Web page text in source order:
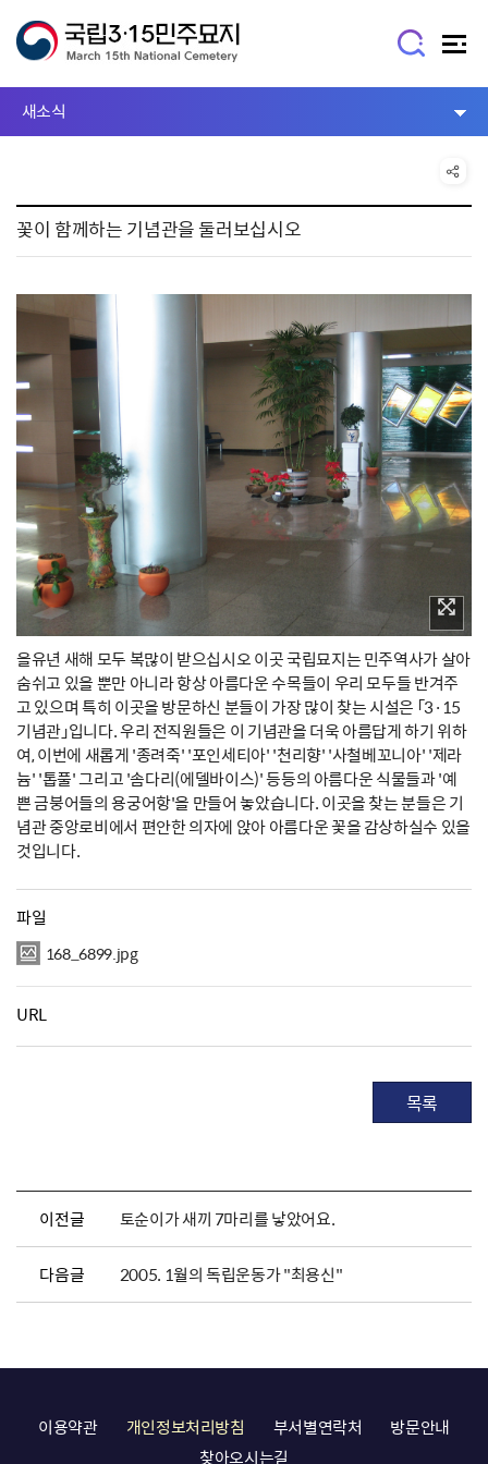
새소식
꽃이 함께하는 기념관을 둘러보십시오
을유년 새해 모두 복많이 받으십시오 이곳 국립묘지는 민주역사가 살아
숨쉬고 있을 뿐만 아니라 항상 아름다운 수목들이 우리 모두들 반겨주
고 있으며 특히 이곳을 방문하신 분들이 가장 많이 찾는 시설은 「3·15
기념관」입니다. 우리 전직원들은 이 기념관을 더욱 아름답게 하기 위하
여, 이번에 새롭게 '종려죽' '포인세티아' '천리향' '사철베꼬니아' '제라
늄' '톱풀' 그리고 '솜다리(에델바이스)' 등등의 아름다운 식물들과 '예
쁜 금붕어들의 용궁어항'을 만들어 놓았습니다. 이곳을 찾는 분들은 기
념관 중앙로비에서 편안한 의자에 앉아 아름다운 꽃을 감상하실수 있을
것입니다.
파일
168_6899.jpg
URL
목록
이전글 토순이가 새끼 7마리를 낳았어요.
다음글 2005. 1월의 독립운동가 "최용신"
이용약관 개인정보처리방침 부서별연락처
방문안내
찾아오시는길